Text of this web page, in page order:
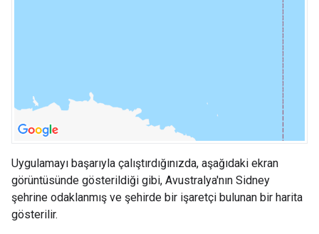
Uygulamayı başarıyla çalıştırdığınızda, aşağıdaki ekran
görüntüsünde gösterildiği gibi, Avustralya'nın Sidney
şehrine odaklanmış ve şehirde bir işaretçi bulunan bir harita
gösterilir.